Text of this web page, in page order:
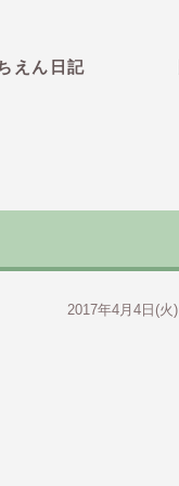
えん日記
2017年4月4日(火)